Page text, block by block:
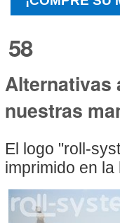
58
Alternativas
nuestras
El logo "roll-
imprimido en